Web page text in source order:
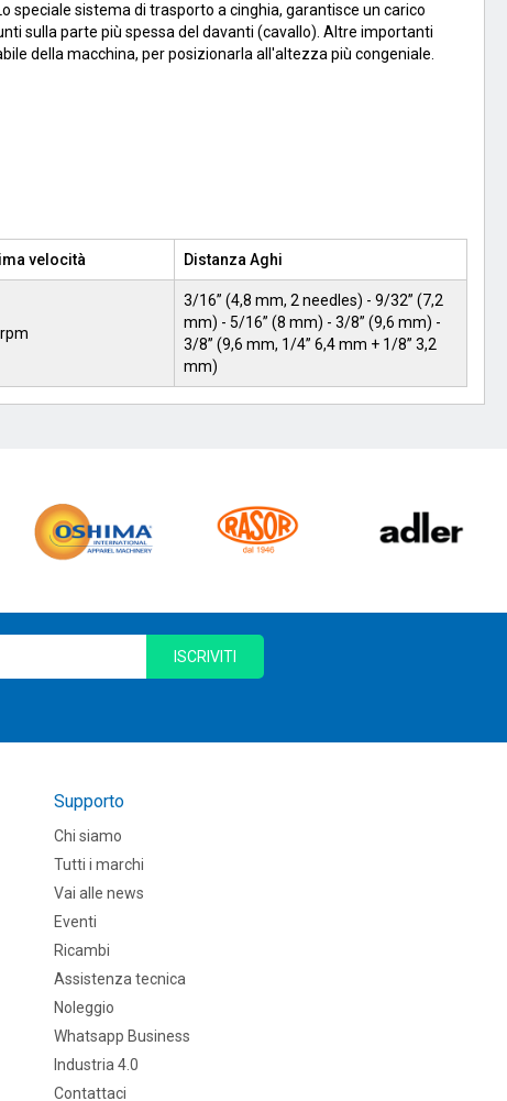
speciale sistema di trasporto a cinghia, garantisce un carico
sulla parte più spessa del davanti (cavallo). Altre importanti
della macchina, per posizionarla all'altezza più congeniale.
velocità Distanza Aghi
3/16” (4,8 mm, 2 needles) - 9/32” (7,2
mm) - 5/16” (8 mm) - 3/8” (9,6 mm) -
3/8” (9,6 mm, 1/4” 6,4 mm + 1/8” 3,2
mm)
ISCRIVITI
Supporto
Chi siamo
Tutti i marchi
Vai alle news
Eventi
Ricambi
Assistenza tecnica
Noleggio
Whatsapp Business
Industria 4.0
Contattaci